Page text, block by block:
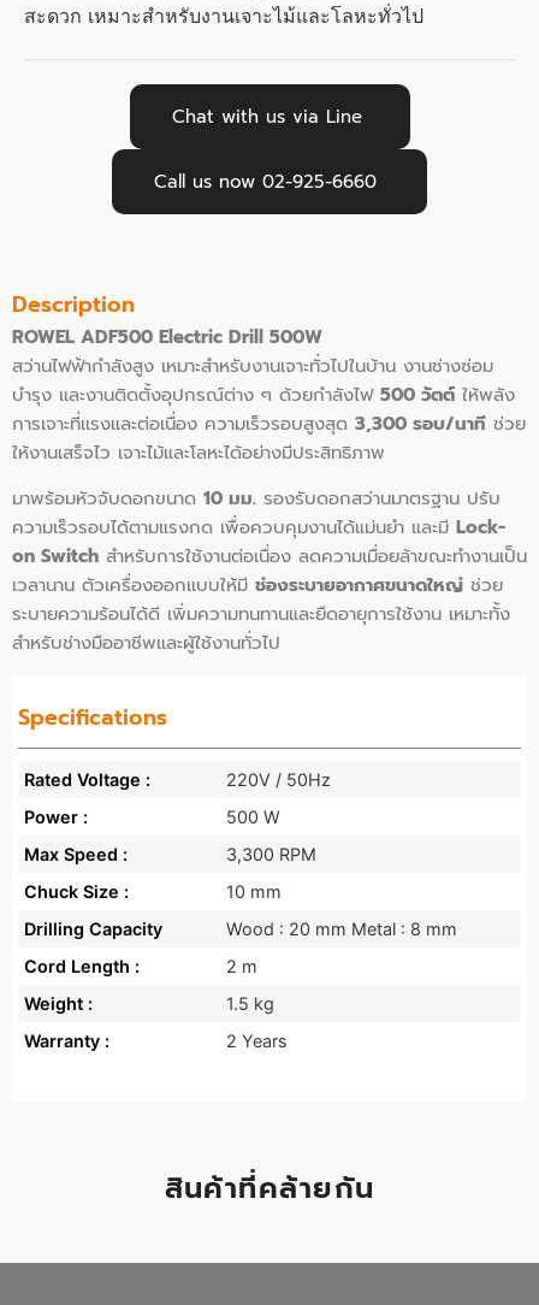
สะดวก เหมาะสำหรับงานเจาะไม้และโลหะทั่วไป
Chat with us via Line
Call us now 02-925-6660
Description
ROWEL ADF500 Electric Drill 500W
สว่านไฟฟ้ากำลังสูง เหมาะสำหรับงานเจาะทั่วไปในบ้าน งานช่างซ่อม
บำรุง และงานติดตั้งอุปกรณ์ต่าง ๆ ด้วยกำลังไฟ 500 วัตต์ ให้พลัง
การเจาะที่แรงและต่อเนื่อง ความเร็วรอบสูงสุด 3,300 รอบ/นาที ช่วย
ให้งานเสร็จไว เจาะไม้และโลหะได้อย่างมีประสิทธิภาพ
มาพร้อมหัวจับดอกขนาด 10 มม. รองรับดอกสว่านมาตรฐาน ปรับ
ความเร็วรอบได้ตามแรงกด เพื่อควบคุมงานได้แม่นยำ และมี Lock-
on Switch สำหรับการใช้งานต่อเนื่อง ลดความเมื่อยล้าขณะทำงานเป็น
เวลานาน ตัวเครื่องออกแบบให้มี ช่องระบายอากาศขนาดใหญ่ ช่วย
ระบายความร้อนได้ดี เพิ่มความทนทานและยืดอายุการใช้งาน เหมาะทั้ง
สำหรับช่างมืออาชีพและผู้ใช้งานทั่วไป
Specifications
Rated Voltage :
220V / 50Hz
Power :
500 W
Max Speed :
3,300 RPM
Chuck Size :
10 mm
Drilling Capacity
Wood : 20 mm Metal : 8 mm
Cord Length :
2 m
Weight :
1.5 kg
Warranty :
2 Years
สินค้าที่คล้ายกัน